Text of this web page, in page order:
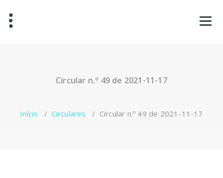
para
Circular n.º 49 de 2021-11-17
Início / Circulares / Circular n.º 49 de 2021-11-17